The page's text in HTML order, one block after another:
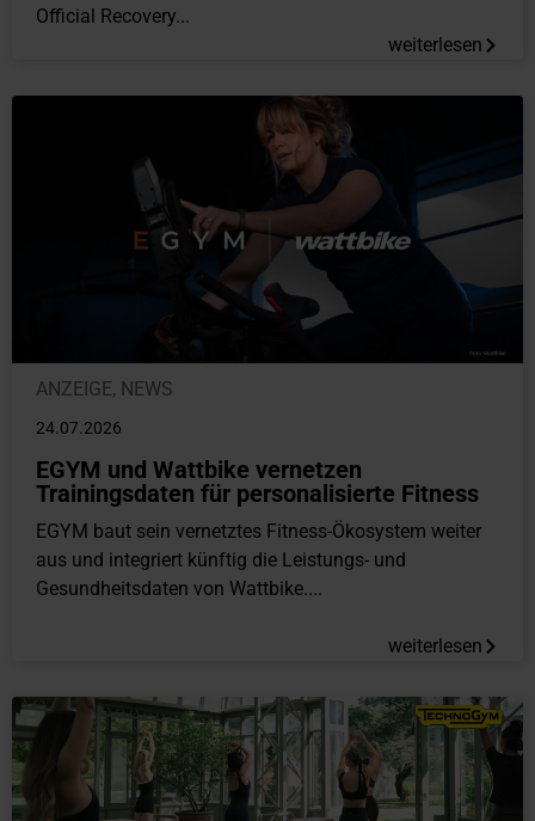
Official Recovery...
weiterlesen
ANZEIGE, NEWS
24.07.2026
EGYM und Wattbike vernetzen
Trainingsdaten für personalisierte Fitness
EGYM baut sein vernetztes Fitness-Ökosystem weiter
aus und integriert künftig die Leistungs- und
Gesundheitsdaten von Wattbike....
weiterlesen